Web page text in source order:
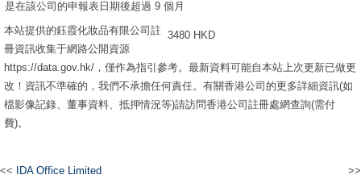
是在該公司的申報表日期後超過 9 個月
3480 HKD
本站提供的鈺霞化妝品有限公司註
冊資訊收集于網路公開資源
https://data.gov.hk/，僅作為指引參考。最新資料可能自本站上次更新已做更
改！資訊不準確的，我們不承擔任何責任。有關香港公司的更多詳細資訊(如
檔影像記錄、董事資料、抵押情況等)請訪問香港公司註冊處網查詢(需付
費)。
<< IDA Office Limited >>